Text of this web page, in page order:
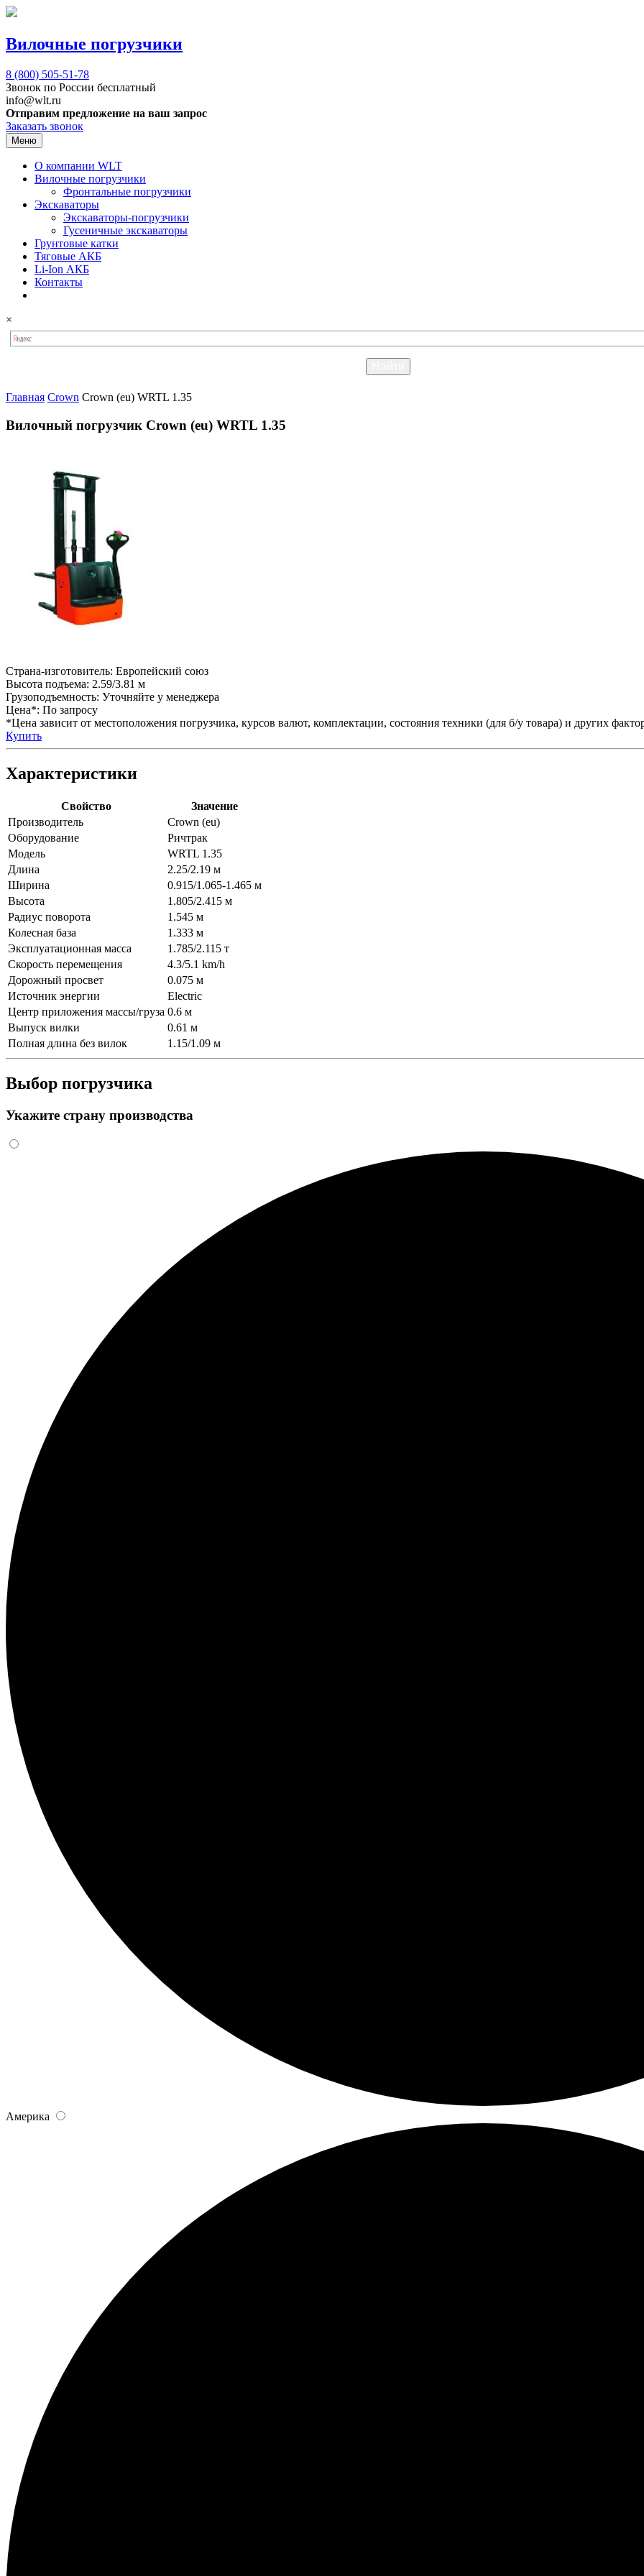
Вилочные погрузчики
8 (800) 505-51-78
Звонок по России бесплатный
info@wlt.ru
Отправим предложение на ваш запрос
Заказать звонок
Меню
О компании WLT
Вилочные погрузчики
Фронтальные погрузчики
Экскаваторы
Экскаваторы-погрузчики
Гусеничные экскаваторы
Грунтовые катки
Тяговые АКБ
Li-Ion АКБ
Контакты
×
Главная Crown Crown (eu) WRTL 1.35
Вилочный погрузчик Crown (eu) WRTL 1.35
Страна-изготовитель: Европейский союз
Высота подъема: 2.59/3.81 м
Грузоподъемность: Уточняйте у менеджера
Цена*: По запросу
*Цена зависит от местоположения погрузчика, курсов валют, комплектации, состояния техники (для б/у товара) и других
Купить
Характеристики
Свойство
Значение
Производитель
Crown (eu)
Оборудование
Ричтрак
Модель
WRTL 1.35
Длина
2.25/2.19 м
Ширина
0.915/1.065-1.465 м
Высота
1.805/2.415 м
Радиус поворота
1.545 м
Колесная база
1.333 м
Эксплуатационная масса
1.785/2.115 т
Скорость перемещения
4.3/5.1 km/h
Дорожный просвет
0.075 м
Источник энергии
Electric
Центр приложения массы/груза 0.6 м
Выпуск вилки
0.61 м
Полная длина без вилок
1.15/1.09 м
Выбор погрузчика
Укажите страну производства
Америка